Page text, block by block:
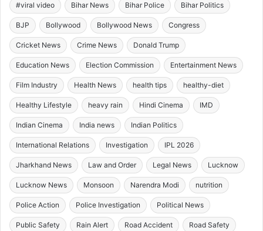
#viral video Bihar News Bihar Police Bihar Politics
BJP Bollywood Bollywood News Congress
Cricket News Crime News Donald Trump
Education News Election Commission Entertainment News
Film Industry Health News health tips healthy-diet
Healthy Lifestyle heavy rain Hindi Cinema IMD
Indian Cinema India news Indian Politics
International Relations Investigation IPL 2026
Jharkhand News Law and Order Legal News Lucknow
Lucknow News Monsoon Narendra Modi nutrition
Police Action Police Investigation Political News
Public Safety Rain Alert Road Accident Road Safety